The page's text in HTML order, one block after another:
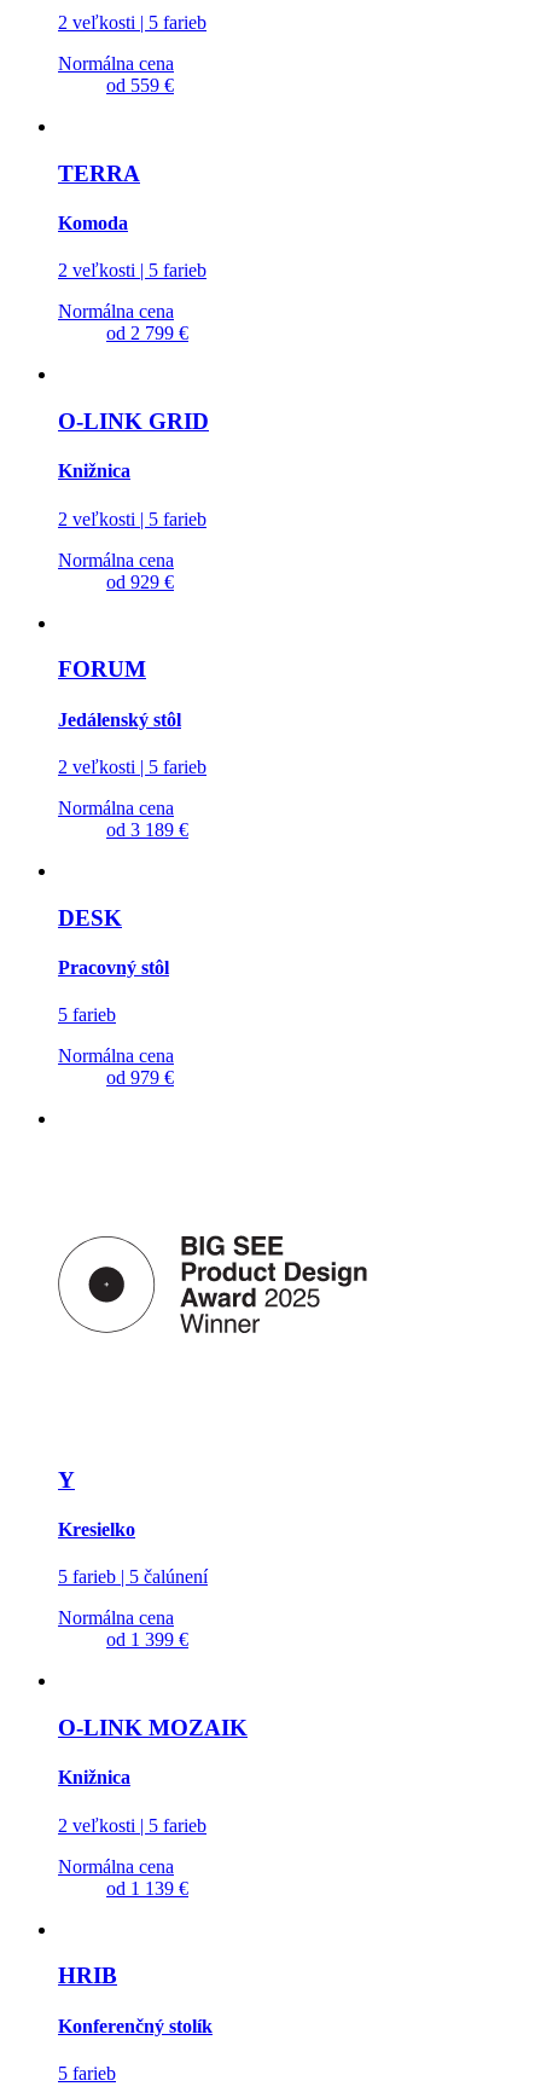
2 veľkosti | 5 farieb
Normálna cena
od 559 €
TERRA
Komoda
2 veľkosti | 5 farieb
Normálna cena
od 2 799 €
O-LINK GRID
Knižnica
2 veľkosti | 5 farieb
Normálna cena
od 929 €
FORUM
Jedálenský stôl
2 veľkosti | 5 farieb
Normálna cena
od 3 189 €
DESK
Pracovný stôl
5 farieb
Normálna cena
od 979 €
Y
Kresielko
5 farieb | 5 čalúnení
Normálna cena
od 1 399 €
O-LINK MOZAIK
Knižnica
2 veľkosti | 5 farieb
Normálna cena
od 1 139 €
HRIB
Konferenčný stolík
5 farieb